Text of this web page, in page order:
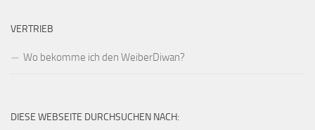
VERTRIEB
Wo bekomme ich den WeiberDiwan?
DIESE WEBSEITE DURCHSUCHEN NACH: